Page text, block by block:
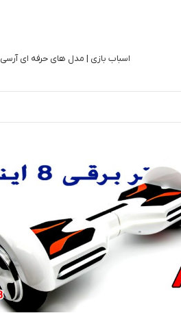
اسباب بازی | مدل های حرفه ای آرسی